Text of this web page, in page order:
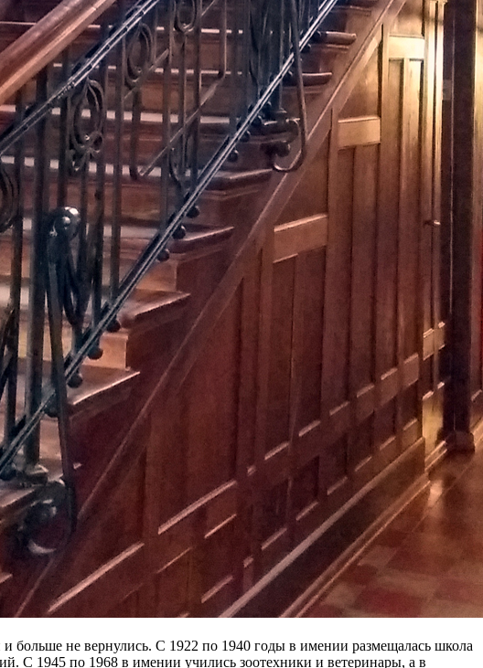
больше не вернулись. С 1922 по 1940 годы в имении размещалась школа
С 1945 по 1968 в имении учились зоотехники и ветеринары, а в